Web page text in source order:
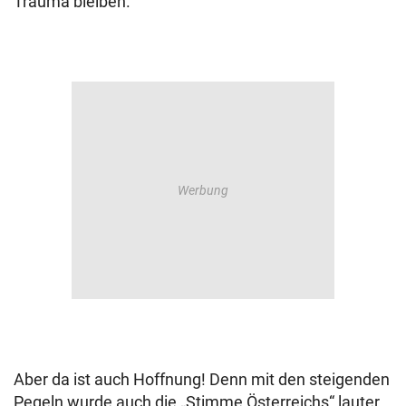
Aber da ist auch Hoffnung! Denn mit den steigenden
Pegeln wurde auch die „Stimme Österreichs“ lauter